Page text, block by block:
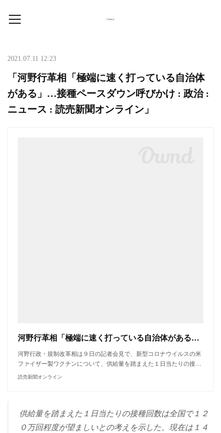
2021.07.11 12:23
「河野行革相「極端に速く打っている自治体
がある」…接種ペースダウン呼びかけ : 政治 :
ニュース : 読売新聞オンライン」
河野行革相「極端に速く打っている自治体がある」…接種ペースダウン呼びかけ : 政治 : ニュース
河野行政・規制改革相は９日の記者会見で、新型コロナウイルスの米
ファイザー製ワクチンについて、供給量を踏まえた１日当たりの接…
読売新聞オンライン
供給量を踏まえた１日当たりの接種回数は全国で１２
０万回程度が望ましいとの考えを示した。現在は１４